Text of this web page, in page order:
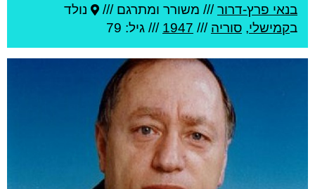
בנאי פרץ-דרור/// משורר ומתרגם ///
נולד
בקמישלי, סוריה ///
1947 /// גיל: 79